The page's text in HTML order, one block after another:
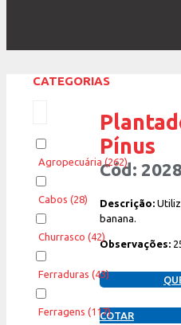
Pínus
Cód: 2028
Descrição:
banana.
Observações:
COTAR
CATEGORIAS
Agropecuária (262)
Cabos (28)
Churrasco (42)
Ferraduras (43)
Ferragens (117)